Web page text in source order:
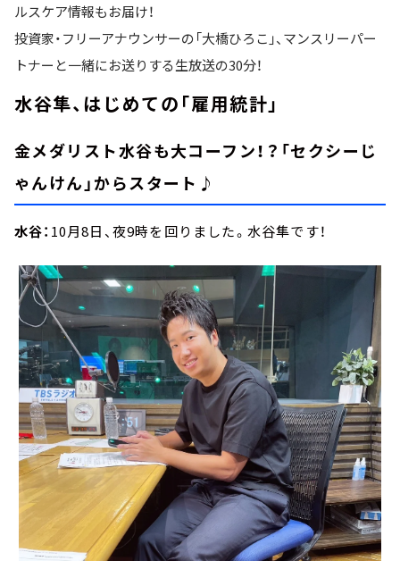
ルスケア情報もお届け！
投資家・フリーアナウンサーの「大橋ひろこ」、マンスリーパー
トナーと一緒にお送りする生放送の30分！
水谷隼、はじめての「雇用統計」
金メダリスト水谷も大コーフン！？「セクシーじ
ゃんけん」からスタート♪
水谷： 10月8日、夜9時を回りました。水谷隼です！